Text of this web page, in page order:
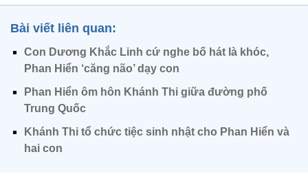
Bài viết liên quan:
Con Dương Khắc Linh cứ nghe bố hát là khóc,
Phan Hiển ‘căng não’ dạy con
Phan Hiển ôm hôn Khánh Thi giữa đường phố
Trung Quốc
Khánh Thi tổ chức tiệc sinh nhật cho Phan Hiển và
hai con